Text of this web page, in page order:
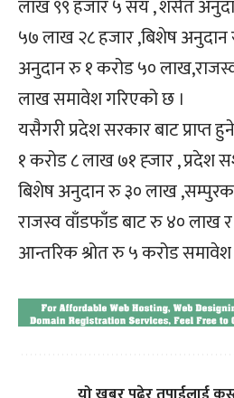
लाख ९९ हजार ५ सय , शर्सत
५७ लाख २८ हजार ,बिशेष
अनुदान रु १ करोड ५०
लाख समावेश गरिएको छ ।
यसैगरी प्रदेश सरकार बाट
१ करोड ८ लाख ७१ ह्जार , प्रदेश
बिशेष अनुदान रु ३० लाख
राजस्व वाँडफाँड बाट रु ४० लाख
आन्तरिक श्रोत रु ५ करोड